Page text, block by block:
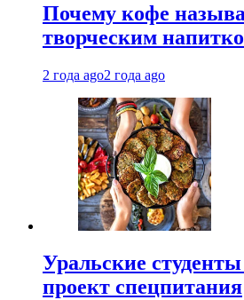
Почему кофе
творческим
2 года ago2 года ago
Уральские
проект спецпитания